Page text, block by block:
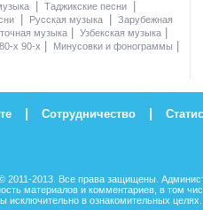
Таджикские песни
Русская музыка
Зарубежная
музыка Узбекская музыка
х 90-х Минусовки и фонограммы
| Сотрудничество |
2011-2013. Все права защищены.
материалов и комментариев, в том
исключительно в ознакомительных целях.